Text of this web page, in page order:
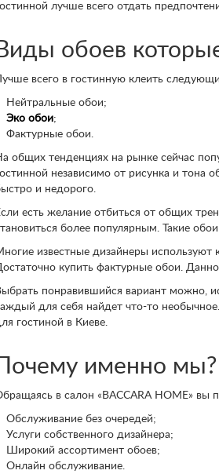
лучше всего отдать
обоев
всего в гостинную клеить
Нейтральные обои;
Эко обои;
Фактурные обои.
общих тенденциях на рынке сейчас
независимо от рисунка и тона
и недорого.
есть желание отбиться от общих
более популярным. Такие
известные дизайнеры используют
купить фактурные обои.
понравившийся вариант можно,
для себя найдет что-то
гостиной в Киеве.
Почему именно мы?
в салон «BACCARA HOME» вы
Обслуживание без очередей;
Услуги собственного дизайнера;
Широкий ассортимент обоев;
Онлайн обслуживание.